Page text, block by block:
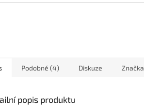
Podobné (4) Diskuze Značka
popis produktu